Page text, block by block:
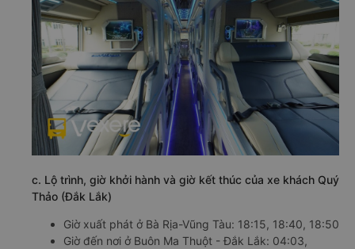
c. Lộ trình, giờ khởi hành và giờ kết thúc của xe khách Quý
Thảo (Đắk Lắk)
Giờ xuất phát ở Bà Rịa-Vũng Tàu: 18:15, 18:40, 18:50
Giờ đến nơi ở Buôn Ma Thuột - Đắk Lắk: 04:03,